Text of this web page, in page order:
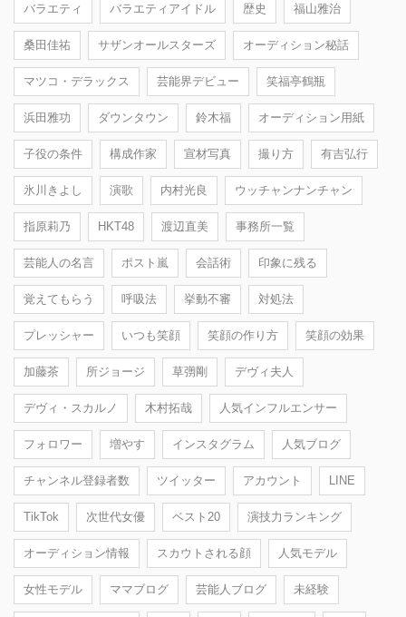
バラエティ バラエティアイドル 歴史 福山雅治
桑田佳祐 サザンオールスターズ オーディション秘話
マツコ・デラックス 芸能界デビュー 笑福亭鶴瓶
浜田雅功 ダウンタウン 鈴木福 オーディション用紙
子役の条件 構成作家 宣材写真 撮り方 有吉弘行
氷川きよし 演歌 内村光良 ウッチャンナンチャン
指原莉乃 HKT48 渡辺直美 事務所一覧
芸能人の名言 ポスト嵐 会話術 印象に残る
覚えてもらう 呼吸法 挙動不審 対処法
プレッシャー いつも笑顔 笑顔の作り方 笑顔の効果
加藤茶 所ジョージ 草彅剛 デヴィ夫人
デヴィ・スカルノ 木村拓哉 人気インフルエンサー
フォロワー 増やす インスタグラム 人気ブログ
チャンネル登録者数 ツイッター アカウント LINE
TikTok 次世代女優 ベスト20 演技力ランキング
オーディション情報 スカウトされる顔 人気モデル
女性モデル ママブログ 芸能人ブログ 未経験